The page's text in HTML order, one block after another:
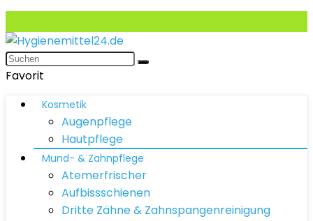
Favorit
Kosmetik
Augenpflege
Hautpflege
Mund- & Zahnpflege
Atemerfrischer
Aufbissschienen
Dritte Zähne & Zahnspangenreinigung